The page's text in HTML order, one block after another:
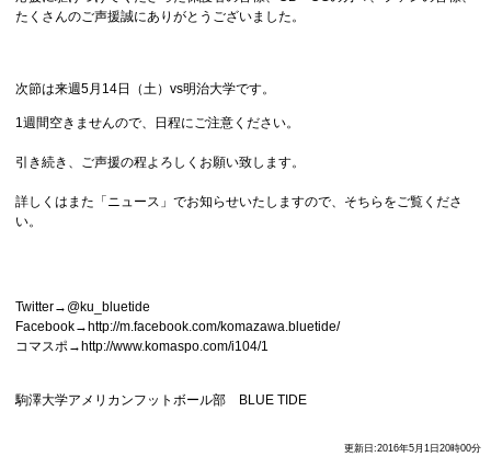
たくさんのご声援誠にありがとうございました。
次節は来週5月14日（土）vs明治大学です。
1週間空きませんので、日程にご注意ください。
引き続き、ご声援の程よろしくお願い致します。
詳しくはまた「ニュース」でお知らせいたしますので、そちらをご覧くださ
い。
Twitter→@ku_bluetide
Facebook→http://m.facebook.com/komazawa.bluetide/
コマスポ→http://www.komaspo.com/i104/1
駒澤大学アメリカンフットボール部 BLUE TIDE
更新日:2016年5月1日20時00分